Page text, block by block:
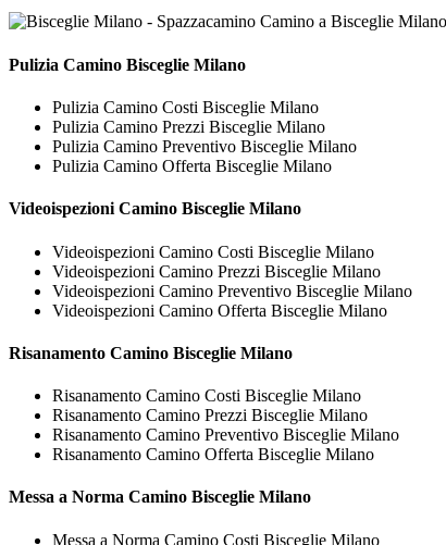
Pulizia Camino Bisceglie Milano
Pulizia Camino Costi Bisceglie Milano
Pulizia Camino Prezzi Bisceglie Milano
Pulizia Camino Preventivo Bisceglie Milano
Pulizia Camino Offerta Bisceglie Milano
Videoispezioni Camino Bisceglie Milano
Videoispezioni Camino Costi Bisceglie Milano
Videoispezioni Camino Prezzi Bisceglie Milano
Videoispezioni Camino Preventivo Bisceglie Milano
Videoispezioni Camino Offerta Bisceglie Milano
Risanamento Camino Bisceglie Milano
Risanamento Camino Costi Bisceglie Milano
Risanamento Camino Prezzi Bisceglie Milano
Risanamento Camino Preventivo Bisceglie Milano
Risanamento Camino Offerta Bisceglie Milano
Messa a Norma Camino Bisceglie Milano
Messa a Norma Camino Costi Bisceglie Milano